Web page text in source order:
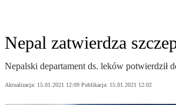
Nepal zatwierdza
Nepalski departament ds. leków potwierdził
Aktualizacja: 15.01.2021 12:09 Publikacja: 15.01.2021 12:02